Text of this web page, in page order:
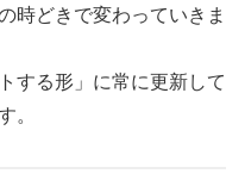
時どきで変わっていきま
する形」に常に更新して
。